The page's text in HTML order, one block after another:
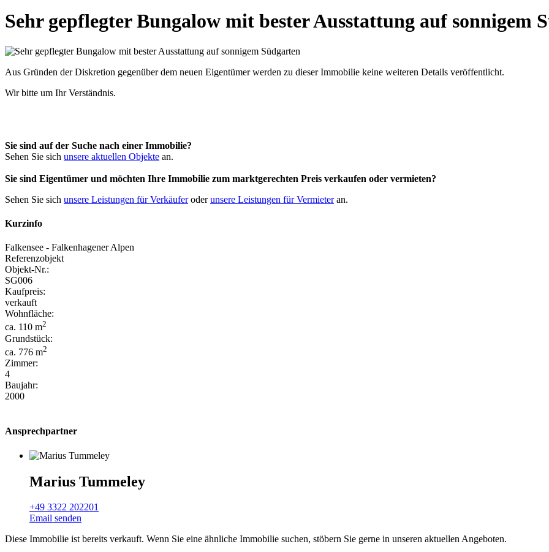
Sehr gepflegter Bungalow mit bester Ausstattung auf sonnigem
Aus Gründen der Diskretion gegenüber dem neuen Eigentümer werden zu dieser Immobilie keine weiteren Details veröffentlicht.
Wir bitte um Ihr Verständnis.
Sie sind auf der Suche nach einer Immobilie?
Sehen Sie sich unsere aktuellen Objekte an.
Sie sind Eigentümer und möchten Ihre Immobilie zum marktgerechten Preis verkaufen oder vermieten?
Sehen Sie sich unsere Leistungen für Verkäuferoderunsere Leistungen für Vermieteran.
Kurzinfo
Falkensee - Falkenhagener Alpen
Referenzobjekt
Objekt-Nr.:
SG006
Kaufpreis:
verkauft
Wohnfläche:
ca. 110 m2
Grundstück:
ca. 776 m2
Zimmer:
4
Baujahr:
2000
Ansprechpartner
Marius Tummeley
+49 3322 202201
Email senden
Diese Immobilie ist bereits verkauft. Wenn Sie eine ähnliche Immobilie suchen, stöbern Sie gerne in unseren aktuellen Angeboten.